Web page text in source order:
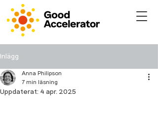
Inlägg
Anna Philipson
7 min läsning
Uppdaterat: 4 apr. 2025